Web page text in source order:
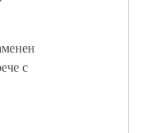
с